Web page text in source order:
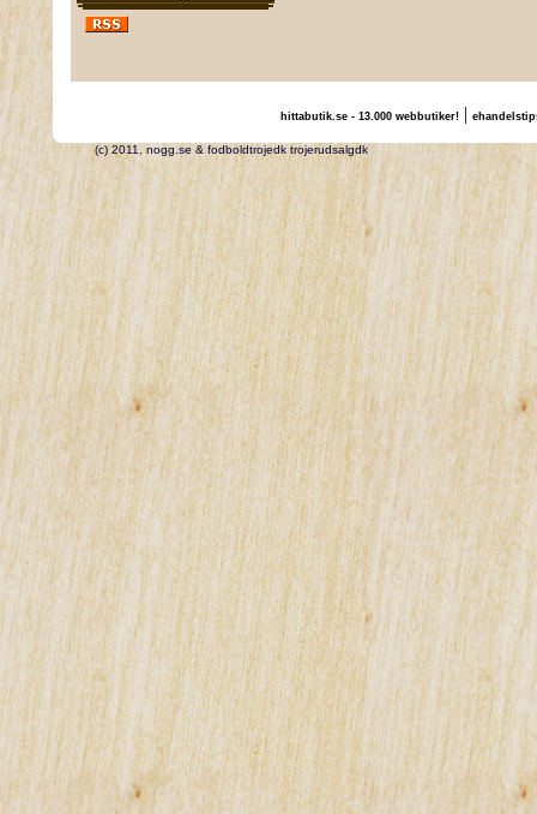
hittabutik.se - 13.000 webbutiker!|
(c) 2011, nogg.se & fodboldtrojedk trojerudsalgdk